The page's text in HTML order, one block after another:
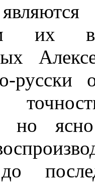
их
русски
но